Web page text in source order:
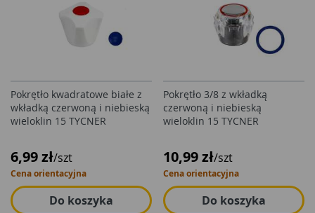
Pokrętło kwadratowe białe z
wkładką czerwoną i niebieską
wieloklin 15 TYCNER
6,99 zł/szt
Cena orientacyjna
Do koszyka
Pokrętło 3/8 z wkładką
czerwoną i niebieską
wieloklin 15 TYCNER
10,99 zł/szt
Cena orientacyjna
Do koszyka